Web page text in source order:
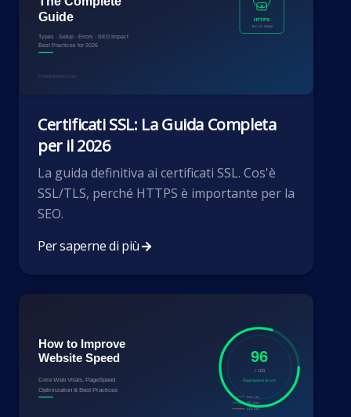
Certificati SSL: La Guida Completa
per il 2026
La guida definitiva ai certificati SSL. Cos'è
SSL/TLS, perché HTTPS è importante per la
SEO.
Per saperne di più